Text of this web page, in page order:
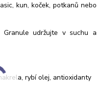
kun, koček, potkanů nebo
Granule udržujte v suchu a
rybí olej, antioxidanty